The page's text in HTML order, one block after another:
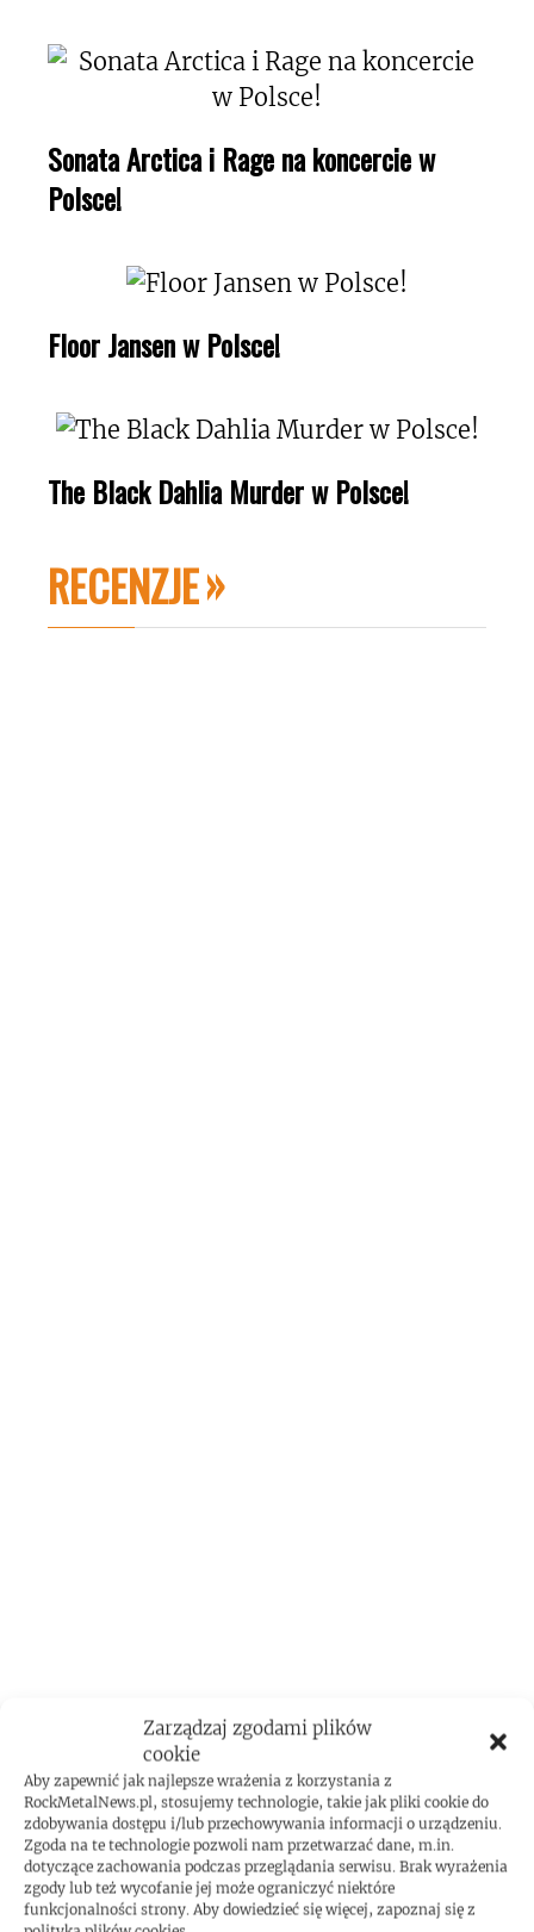
Zarządzaj zgodami plików
cookie
Aby zapewnić jak najlepsze wrażenia z korzystania z
RockMetalNews.pl, stosujemy technologie, takie jak pliki cookie do
zdobywania dostępu i/lub przechowywania informacji o urządzeniu.
Zgoda na te technologie pozwoli nam przetwarzać dane, m.in.
dotyczące zachowania podczas przeglądania serwisu. Brak wyrażenia
zgody lub też wycofanie jej może ograniczyć niektóre
funkcjonalności strony. Aby dowiedzieć się więcej, zapoznaj się z
Sonata Arctica i Rage na koncercie w
Polsce!
Floor Jansen w Polsce!
The Black Dahlia Murder w Polsce!
RECENZJE